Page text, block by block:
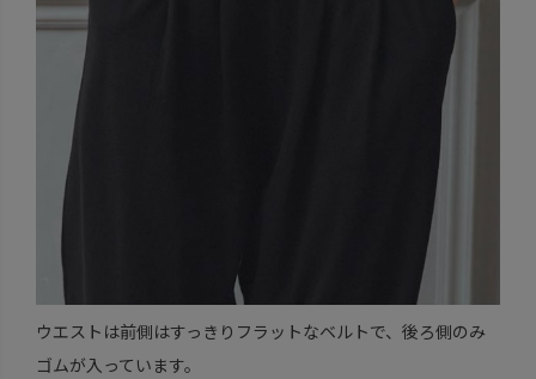
ウエストは前側はすっきりフラットなベルトで、後ろ側のみ
ゴムが入っています。